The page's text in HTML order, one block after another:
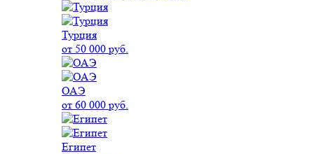
Турция
от 50 000 руб.
ОАЭ
от 60 000 руб.
Египет